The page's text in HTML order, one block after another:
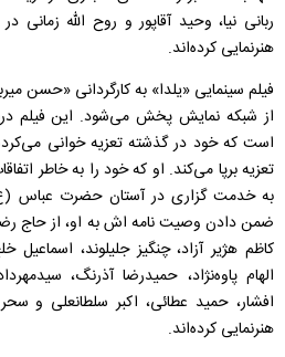
ربانی‌ نیا، وحید آقاپور و روح‌ الله
هنرنمایی کرده‌اند.
از شبکه نمایش پخش می‌شود. این فیلم
است که خود در گذشته تعزیه خوانی
تعزیه برپا می‌کند. او که خود را به خاطر
به خدمت گزاری در آستان حضرت عباس
ضمن دادن وصیت نامه اش به او، از حاج
کاظم هژیر آزاد، چنگیز جلیلوند، اسماعیل
الهام پاوه‌نژاد، حمیدرضا آذرنگ،
افشار، حمید عطائی، اکبر سلطانعلی و
هنرنمایی کرده‌اند.